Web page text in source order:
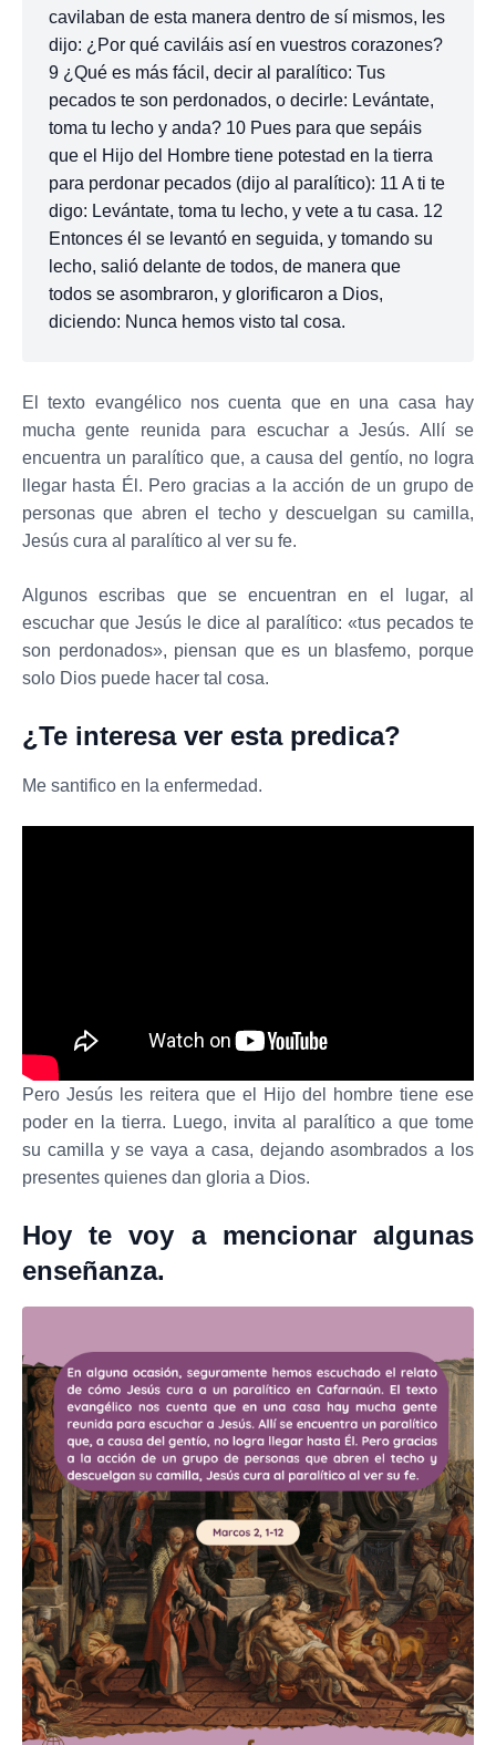
cavilaban de esta manera dentro de sí mismos, les
dijo: ¿Por qué caviláis así en vuestros corazones?
9 ¿Qué es más fácil, decir al paralítico: Tus
pecados te son perdonados, o decirle: Levántate,
toma tu lecho y anda? 10 Pues para que sepáis
que el Hijo del Hombre tiene potestad en la tierra
para perdonar pecados (dijo al paralítico): 11 A ti te
digo: Levántate, toma tu lecho, y vete a tu casa. 12
Entonces él se levantó en seguida, y tomando su
lecho, salió delante de todos, de manera que
todos se asombraron, y glorificaron a Dios,
diciendo: Nunca hemos visto tal cosa.
El texto evangélico nos cuenta que en una casa hay
mucha gente reunida para escuchar a Jesús. Allí se
encuentra un paralítico que, a causa del gentío, no logra
llegar hasta Él. Pero gracias a la acción de un grupo de
personas que abren el techo y descuelgan su camilla,
Jesús cura al paralítico al ver su fe.
Algunos escribas que se encuentran en el lugar, al
escuchar que Jesús le dice al paralítico: «tus pecados te
son perdonados», piensan que es un blasfemo, porque
solo Dios puede hacer tal cosa.
¿Te interesa ver esta predica?
Me santifico en la enfermedad.
Pero Jesús les reitera que el Hijo del hombre tiene ese
poder en la tierra. Luego, invita al paralítico a que tome
su camilla y se vaya a casa, dejando asombrados a los
presentes quienes dan gloria a Dios.
Hoy te voy a mencionar algunas
enseñanza.